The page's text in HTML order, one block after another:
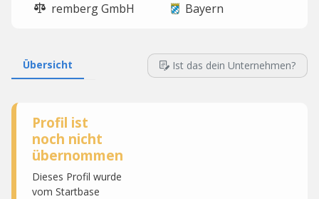
remberg GmbH Bayern
Übersicht Ist das dein Unternehmen?
Profil ist
noch nicht
übernommen
Dieses Profil wurde
vom Startbase